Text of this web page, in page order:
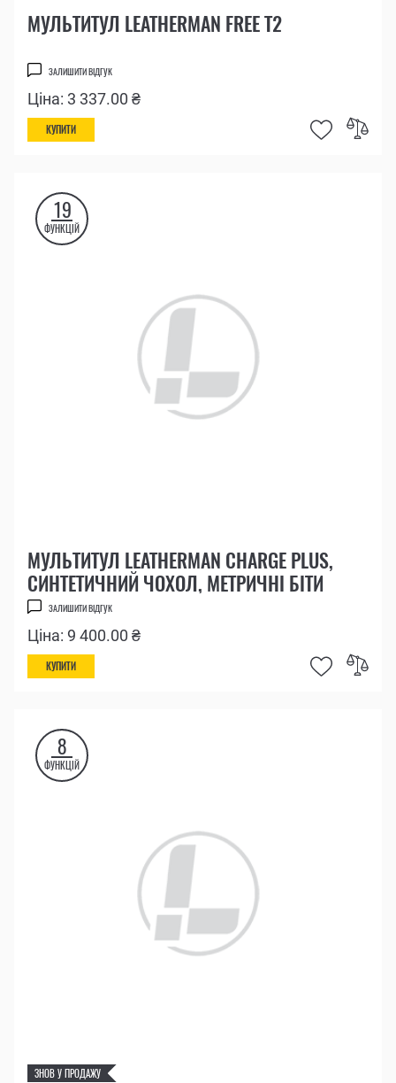
МУЛЬТИТУЛ LEATHERMAN FREE T2
ЗАЛИШИТИ ВІДГУК
Ціна: 3 337.00 ₴
КУПИТИ
19
ФУНКЦІЙ
МУЛЬТИТУЛ LEATHERMAN CHARGE PLUS,
СИНТЕТИЧНИЙ ЧОХОЛ, МЕТРИЧНІ БІТИ
ЗАЛИШИТИ ВІДГУК
Ціна: 9 400.00 ₴
КУПИТИ
8
ФУНКЦІЙ
ЗНОВ У ПРОДАЖУ